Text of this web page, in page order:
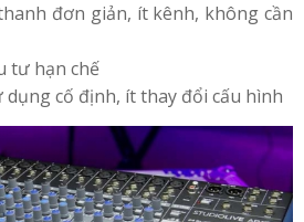
đơn giản, ít kênh, không cần
tư hạn chế
cố định, ít thay đổi cấu hình